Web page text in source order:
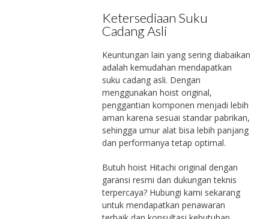
Ketersediaan Suku
Cadang Asli
Keuntungan lain yang sering diabaikan
adalah kemudahan mendapatkan
suku cadang asli. Dengan
menggunakan hoist original,
penggantian komponen menjadi lebih
aman karena sesuai standar pabrikan,
sehingga umur alat bisa lebih panjang
dan performanya tetap optimal.
Butuh hoist Hitachi original dengan
garansi resmi dan dukungan teknis
terpercaya? Hubungi kami sekarang
untuk mendapatkan penawaran